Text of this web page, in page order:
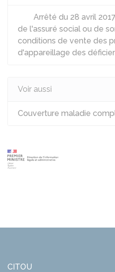
Arrêté du 28 avril
de l'assuré social ou de
conditions de vente des
d'appareillage des
Voir aussi
Couverture maladie
CITOU